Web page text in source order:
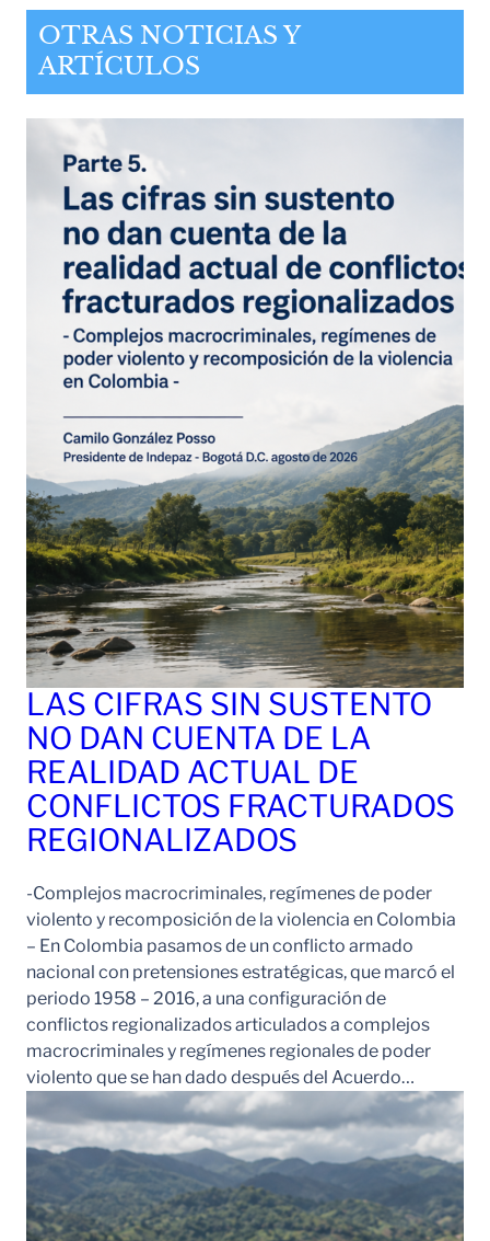
OTRAS NOTICIAS Y
ARTÍCULOS
LAS CIFRAS SIN SUSTENTO
NO DAN CUENTA DE LA
REALIDAD ACTUAL DE
CONFLICTOS FRACTURADOS
REGIONALIZADOS
-Complejos macrocriminales, regímenes de poder
violento y recomposición de la violencia en Colombia
– En Colombia pasamos de un conflicto armado
nacional con pretensiones estratégicas, que marcó el
periodo 1958 – 2016, a una configuración de
conflictos regionalizados articulados a complejos
macrocriminales y regímenes regionales de poder
violento que se han dado después del Acuerdo…